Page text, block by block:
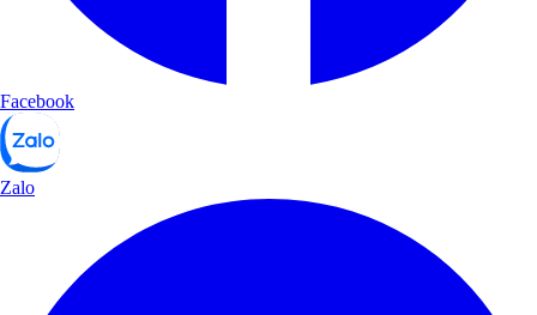
Facebook
Zalo